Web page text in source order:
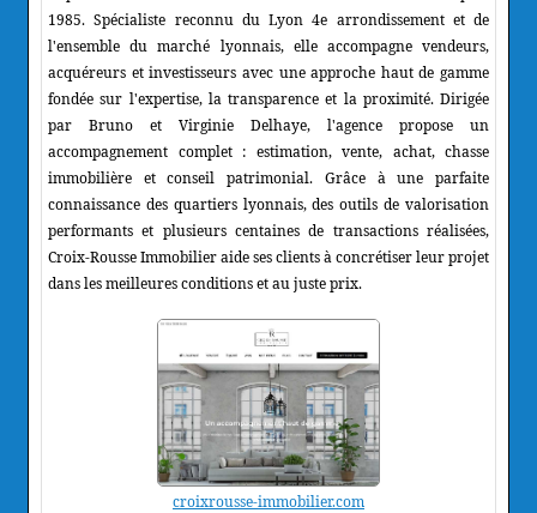
1985. Spécialiste reconnu du Lyon 4e arrondissement et de
l'ensemble du marché lyonnais, elle accompagne vendeurs,
acquéreurs et investisseurs avec une approche haut de gamme
fondée sur l'expertise, la transparence et la proximité. Dirigée
par Bruno et Virginie Delhaye, l'agence propose un
accompagnement complet : estimation, vente, achat, chasse
immobilière et conseil patrimonial. Grâce à une parfaite
connaissance des quartiers lyonnais, des outils de valorisation
performants et plusieurs centaines de transactions réalisées,
Croix-Rousse Immobilier aide ses clients à concrétiser leur projet
dans les meilleures conditions et au juste prix.
croixrousse-immobilier.com